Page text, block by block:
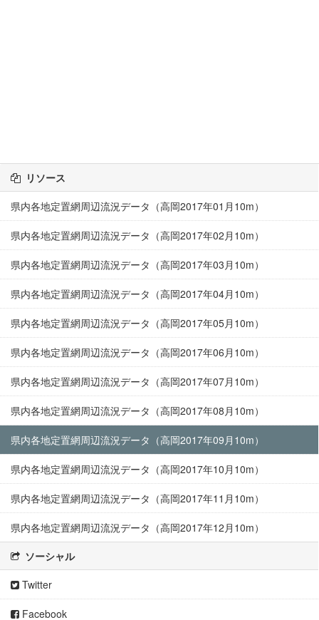
リソース
県内各地定置網周辺流況データ（高岡2017年01月10m）
県内各地定置網周辺流況データ（高岡2017年02月10m）
県内各地定置網周辺流況データ（高岡2017年03月10m）
県内各地定置網周辺流況データ（高岡2017年04月10m）
県内各地定置網周辺流況データ（高岡2017年05月10m）
県内各地定置網周辺流況データ（高岡2017年06月10m）
県内各地定置網周辺流況データ（高岡2017年07月10m）
県内各地定置網周辺流況データ（高岡2017年08月10m）
県内各地定置網周辺流況データ（高岡2017年09月10m）
県内各地定置網周辺流況データ（高岡2017年10月10m）
県内各地定置網周辺流況データ（高岡2017年11月10m）
県内各地定置網周辺流況データ（高岡2017年12月10m）
ソーシャル
Twitter
Facebook